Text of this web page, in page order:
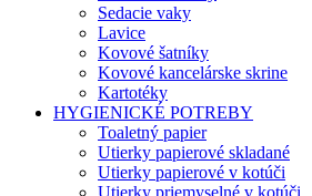
Sedacie vaky
Lavice
Kovové šatníky
Kovové kancelárske skrine
Kartotéky
HYGIENICKÉ POTREBY
Toaletný papier
Utierky papierové skladané
Utierky papierové v kotúči
Utierky priemyselné v kotúči